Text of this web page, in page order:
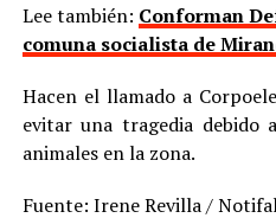
Lee también: Conforman
comuna socialista de
Hacen el llamado a
evitar una tragedia debido
animales en la zona.
Fuente: Irene Revilla /